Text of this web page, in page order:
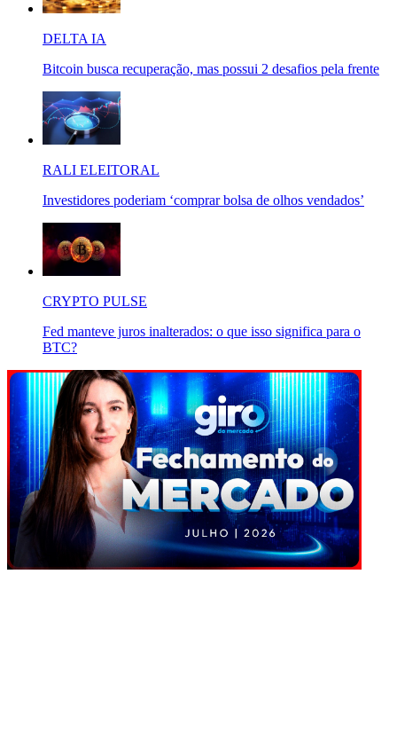
DELTA IA
Bitcoin busca recuperação, mas possui 2 desafios pela frente
RALI ELEITORAL
Investidores poderiam ‘comprar bolsa de olhos vendados’
CRYPTO PULSE
Fed manteve juros inalterados: o que isso significa para o
BTC?